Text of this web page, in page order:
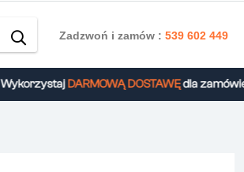
Zadzwoń i zamów :539 602 449
DARMOWĄ DOSTAWĘdla zamówień